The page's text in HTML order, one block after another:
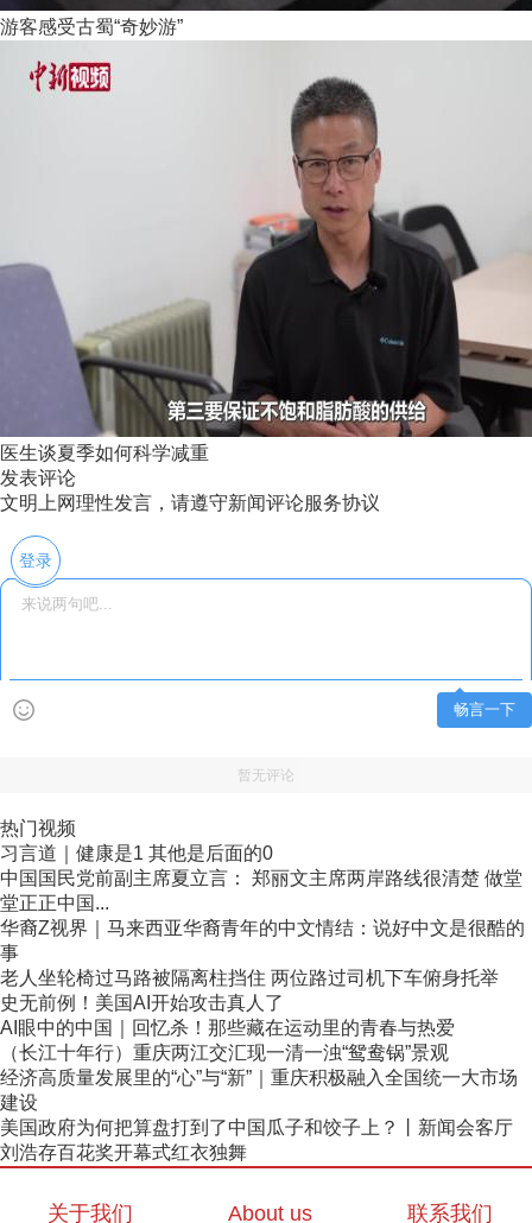
游客感受古蜀“奇妙游”
医生谈夏季如何科学减重
发表评论
文明上网理性发言，请遵守新闻评论服务协议
登录
畅言一下
暂无评论
热门视频
习言道｜健康是1 其他是后面的0
中国国民党前副主席夏立言： 郑丽文主席两岸路线很清楚 做堂
堂正正中国...
华裔Z视界｜马来西亚华裔青年的中文情结：说好中文是很酷的
事
老人坐轮椅过马路被隔离柱挡住 两位路过司机下车俯身托举
史无前例！美国AI开始攻击真人了
AI眼中的中国｜回忆杀！那些藏在运动里的青春与热爱
（长江十年行）重庆两江交汇现一清一浊“鸳鸯锅”景观
经济高质量发展里的“心”与“新”｜重庆积极融入全国统一大市场
建设
美国政府为何把算盘打到了中国瓜子和饺子上？丨新闻会客厅
刘浩存百花奖开幕式红衣独舞
关于我们 About us 联系我们